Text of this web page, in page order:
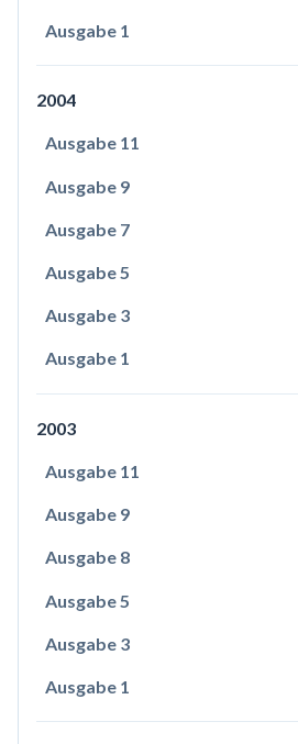
Ausgabe 1
2004
Ausgabe 11
Ausgabe 9
Ausgabe 7
Ausgabe 5
Ausgabe 3
Ausgabe 1
2003
Ausgabe 11
Ausgabe 9
Ausgabe 8
Ausgabe 5
Ausgabe 3
Ausgabe 1